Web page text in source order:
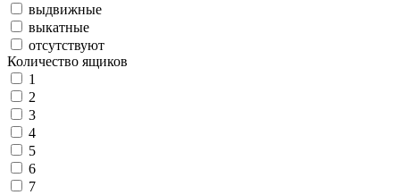
выдвижные
выкатные
отсутствуют
Количество ящиков
1
2
3
4
5
6
7